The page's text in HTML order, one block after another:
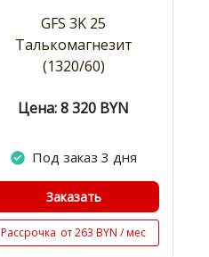
GFS 3K 25
Талькомагнезит
(1320/60)
Цена: 8 320 BYN
Под заказ 3 дня
Заказать
Рассрочка от 263 BYN / мес